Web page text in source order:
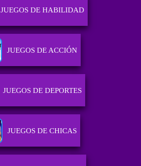
JUEGOS DE HABILIDAD
JUEGOS DE ACCIÓN
JUEGOS DE DEPORTES
JUEGOS DE CHICAS